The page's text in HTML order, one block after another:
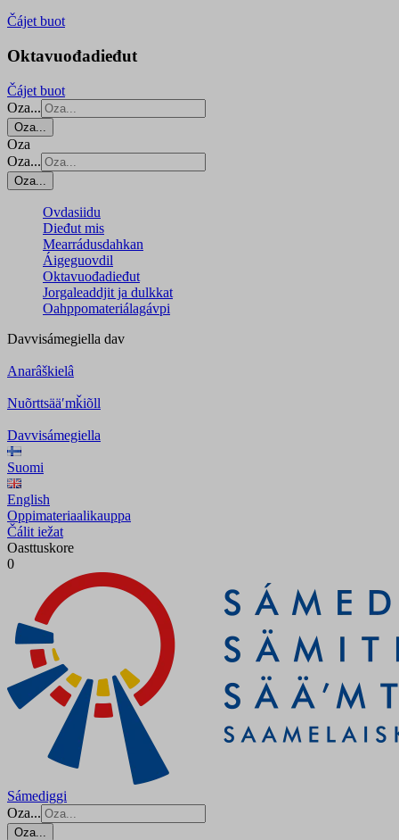
Čájet buot
Oktavuođadieđut
Čájet buot
Oza...
Oza...
Oza
Oza...
Oza...
Ovdasiidu
Dieđut mis
Mearrádusdahkan
Áigeguovdil
Oktavuođadieđut
Jorgaleaddjit ja dulkkat
Oahppomateriálagávpi
Davvisámegiella dav
Anarâškielâ
Nuõrttsääʹmǩiõll
Davvisámegiella
Suomi
English
Oppimateriaalikauppa
Čálit iežat
Oasttuskore
0
Sámediggi
Oza...
Oza...